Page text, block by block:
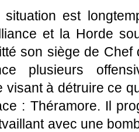
situation est
et la Horde
son siège de Chef
plusieurs
visant à détruire ce
: Théramore. Il
avec une